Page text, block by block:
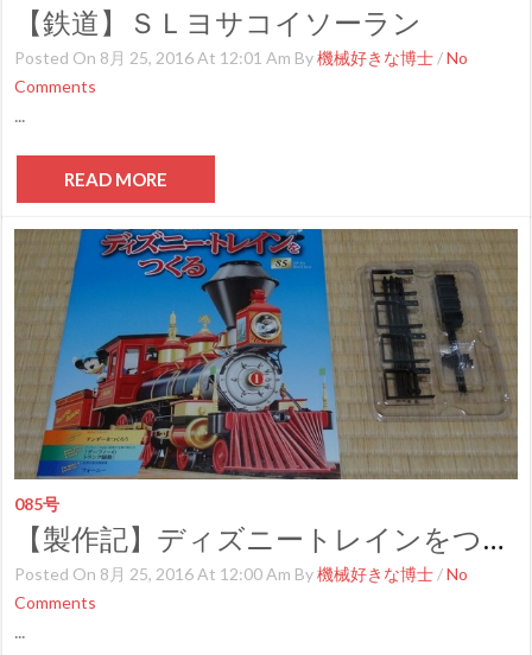
【鉄道】ＳＬヨサコイソーラン
Posted On 8月 25, 2016 At 12:01 Am By機械好きな博士 /No
Comments
READ MORE
085号
【製作記】ディズニートレインをつくる 第８５号
Posted On 8月 25, 2016 At 12:00 Am By機械好きな博士 /No
Comments
...